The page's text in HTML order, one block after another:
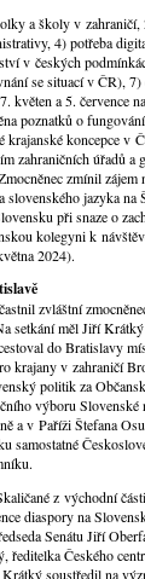
a školy v
4) potřeba
v českých
se situací v ČR),
květen a 5. července
poznatků o
krajanské koncepce v
zahraničních úřadů a
zmínil zájem
jazyka
při snaze o
kolegyni k
2024).
zvláštní
setkání měl Jiří
do Bratislavy
krajany v zahraničí
politik za
výboru
a v Paříži Štefana
samostatné
z východní
diaspory na
Senátu Jiří
Českého
soustředil na